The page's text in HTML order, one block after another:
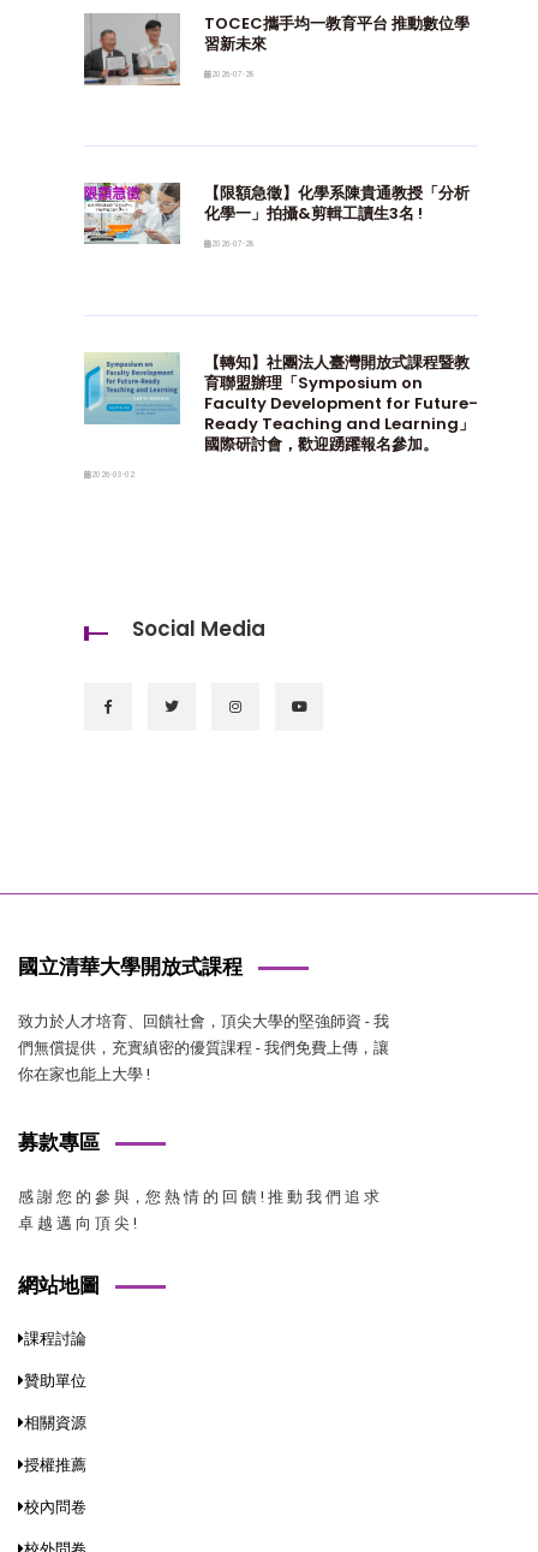
TOCEC攜手均一教育平台 推動數位學
習新未來
2026-07-28
【限額急徵】化學系陳貴通教授「分析
化學一」拍攝&剪輯工讀生3名 !
2026-07-28
【轉知】社團法人臺灣開放式課程暨教
育聯盟辦理「Symposium on
Faculty Development for Future-
Ready Teaching and Learning」
國際研討會，歡迎踴躍報名參加。
2026-03-02
Social Media
國立清華大學開放式課程
致力於人才培育、回饋社會，頂尖大學的堅強師資 - 我
們無償提供，充實縝密的優質課程 - 我們免費上傳，讓
你在家也能上大學 !
募款專區
感 謝 您 的 參 與，您 熱 情 的 回 饋 ! 推 動 我 們 追 求
卓 越 邁 向 頂 尖 !
網站地圖
課程討論
贊助單位
相關資源
授權推薦
校內問卷